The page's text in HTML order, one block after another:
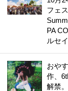
フェ
PA
ルセ
おや
作、
解禁